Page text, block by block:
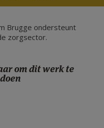
Brugge ondersteunt
zorgsector.
om dit werk te